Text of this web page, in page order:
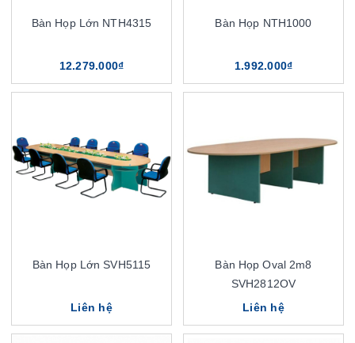
Bàn Họp Lớn NTH4315
12.279.000₫
Bàn Họp NTH1000
1.992.000₫
Bàn Họp Lớn SVH5115
Liên hệ
Bàn Họp Oval 2m8
SVH2812OV
Liên hệ